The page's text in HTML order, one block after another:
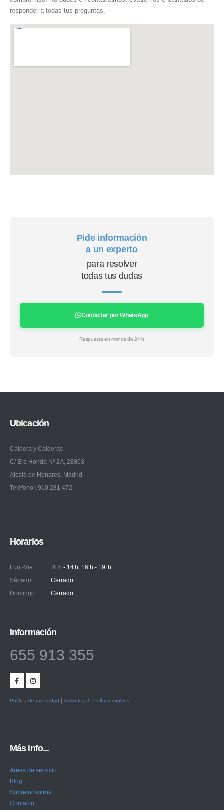
responder a todas tus preguntas.
Pide información
a un experto
para resolver
todas tus dudas
Contactar por WhatsApp
Respuesta en menos de 24 h
Ubicación
Caldera y Calderas
C/ Era Honda Nº 2A, 28803
Alcalá de Henares, Madrid
Teléfono : 910 281 472
Horarios
Lun.-Vie. :
8 h - 14 h, 16 h - 19 h
Sábado
:
Cerrado
Domingo
: Cerrado
Información
655 913 355
Política de privacidad | Aviso legal | Política cookies
Más info...
Áreas de servicio
Blog
Sobre nosotros
Contacto